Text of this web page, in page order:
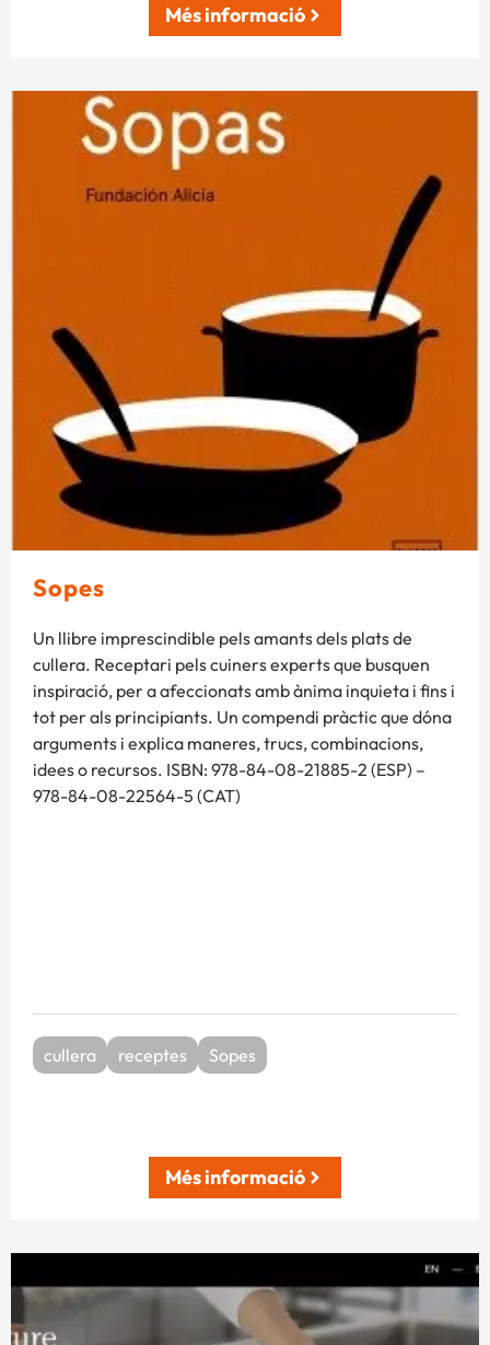
Més informació
Sopes
Un llibre imprescindible pels amants dels plats de
cullera. Receptari pels cuiners experts que busquen
inspiració, per a afeccionats amb ànima inquieta i fins i
tot per als principiants. Un compendi pràctic que dóna
arguments i explica maneres, trucs, combinacions,
idees o recursos. ISBN: 978-84-08-21885-2 (ESP) –
978-84-08-22564-5 (CAT)
cullera receptes Sopes
Més informació